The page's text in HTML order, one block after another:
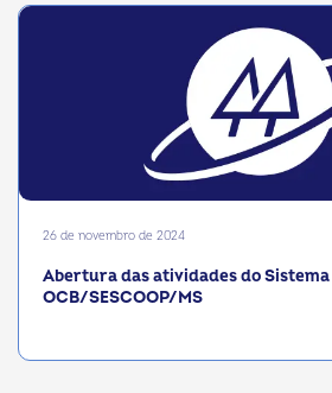
26 de novembro de 2024
Abertura das atividades do Sistema
OCB/SESCOOP/MS